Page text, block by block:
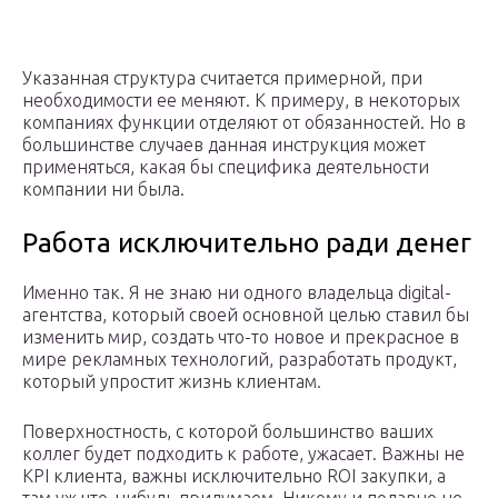
Указанная структура считается примерной, при
необходимости ее меняют. К примеру, в некоторых
компаниях функции отделяют от обязанностей. Но в
большинстве случаев данная инструкция может
применяться, какая бы специфика деятельности
компании ни была.
Работа исключительно ради денег
Именно так. Я не знаю ни одного владельца digital-
агентства, который своей основной целью ставил бы
изменить мир, создать что-то новое и прекрасное в
мире рекламных технологий, разработать продукт,
который упростит жизнь клиентам.
Поверхностность, с которой большинство ваших
коллег будет подходить к работе, ужасает. Важны не
KPI клиента, важны исключительно ROI закупки, а